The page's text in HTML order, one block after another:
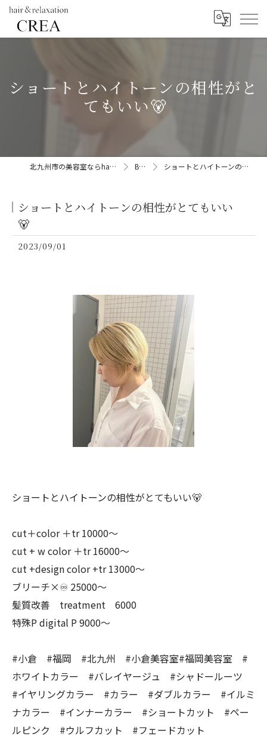
ショートとハイトーンの相性がと
てもいい🐻
北九州市の美容室ならhair&relaxation CREA BLOG ショートとハイトーンの相性がとてもいい🐻
ショートとハイトーンの相性がとてもいい
🐻
2023/09/01
ショートとハイトーンの相性がとてもいい🐻
cut＋color ＋tr 10000〜
cut + w color ＋tr 16000〜
cut +design color +tr 13000〜
ブリーチ×♾ 25000〜
髪質改善 treatment 6000
特殊P digital P 9000〜
#小倉 #福岡 #北九州 #小倉美容室#福岡美容室 #
ホワイトカラー #バレイヤージュ #シャドールーツ
#イヤリングカラー #カラー #ダブルカラー #イルミ
ナカラー #インナーカラー #ショートカット #ペー
ルピンク #ウルフカット #フェードカット